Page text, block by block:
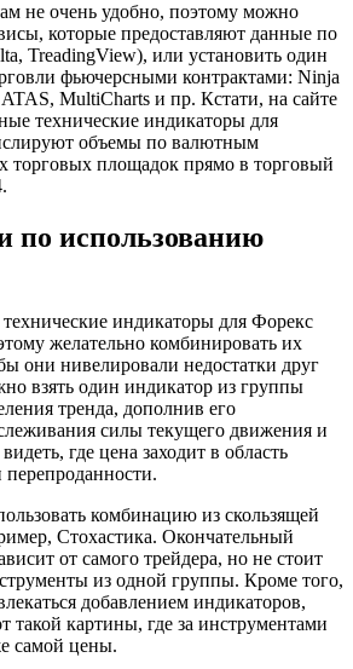
не очень удобно, поэтому можно
которые предоставляют данные по
TreadingView), или установить один
фьючерсными контрактами: Ninja
MultiCharts и пр. Кстати, на сайте
технические индикаторы для
объемы по валютным
торговых площадок прямо в торговый
по использованию
индикаторы для Форекс
желательно комбинировать их
они нивелировали недостатки друг
взять один индикатор из группы
тренда, дополнив его
силы текущего движения и
где цена заходит в область
комбинацию из скользящей
Стохастика. Окончательный
от самого трейдера, но не стоит
из одной группы. Кроме того,
добавлением индикаторов,
такой картины, где за инструментами
самой цены.